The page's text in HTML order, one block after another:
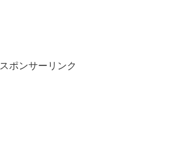
スポンサーリンク